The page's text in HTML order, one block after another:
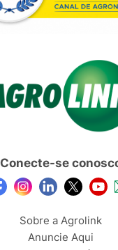
Conecte-se
Sobre a Agrolink
Anuncie Aqui